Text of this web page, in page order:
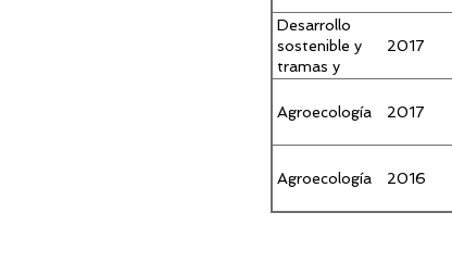
Desarrollo
sostenible y
tramas y
medio rural
2017
Agroecología 2017
Agroecología 2016